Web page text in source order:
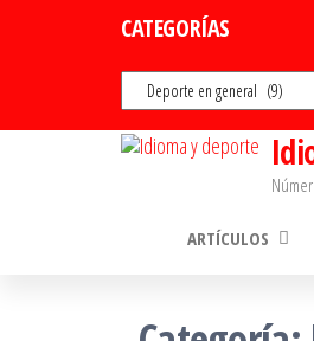
CATEGORÍAS
Categorías
ARTÍCULOS